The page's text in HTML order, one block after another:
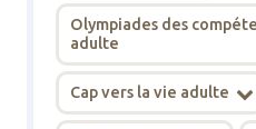
Olympiades des
adulte
Cap vers la vie adulte